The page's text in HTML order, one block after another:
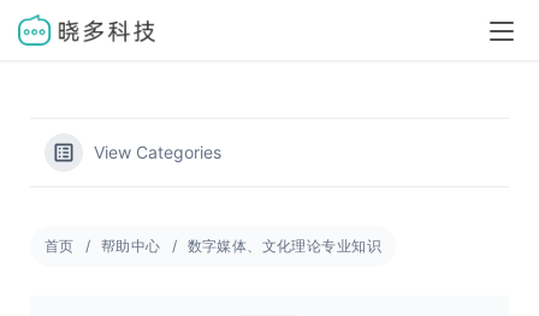
View Categories
首页 帮助中心 数字媒体、文化理论专业知识